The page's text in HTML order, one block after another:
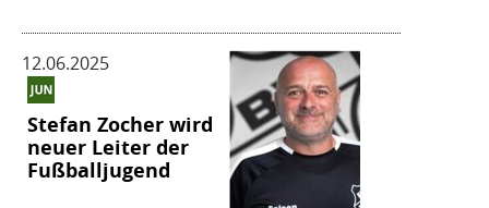
12.06.2025
Stefan Zocher wird
neuer Leiter der
Fußballjugend